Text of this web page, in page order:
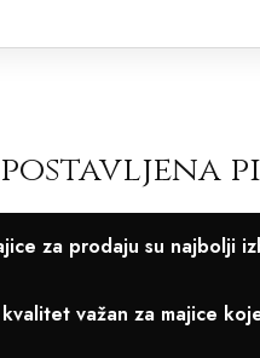
za prodaju su najbolji
važan za majice